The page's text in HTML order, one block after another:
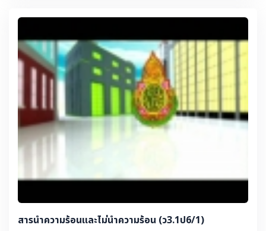
สารนำความร้อนและไม่นำความร้อน (ว3.1ป6/1)